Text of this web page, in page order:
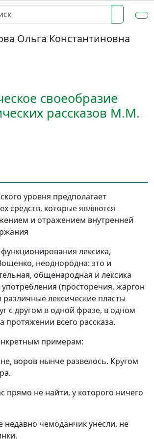
Ольга Константиновна
своеобразие
рассказов М.М.
уровня предполагает
средств, которые являются
и отражением внутренней
лексика,
неоднородна: это и
общенародная и лексика
(просторечия, жаргон
различные лексические пласты
с другом в одной фразе, в одном
протяжении всего рассказа.
примерам:
воров нынче развелось. Кругом
прямо не найти, у которого ничего
недавно чемоданчик унесли, не